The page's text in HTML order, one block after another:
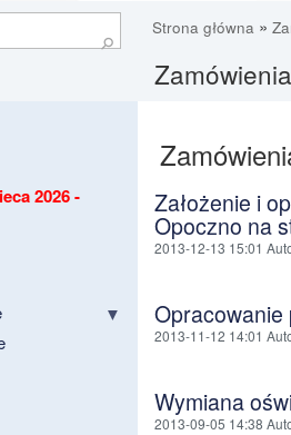
⚲
Strona główna »
2026 -
Założenie i
Opoczno na
2013-12-13 15:01
Opracowanie
2013-11-12 14:01
Wymiana
2013-09-05 14:38